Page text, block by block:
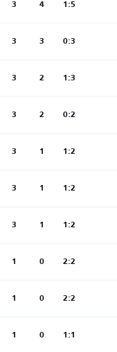
1:5
4
3
0:3
3
3
1:3
2
3
0:2
2
3
1:2
1
3
1:2
1
3
1:2
1
3
2:2
0
1
2:2
0
1
1:1
0
1